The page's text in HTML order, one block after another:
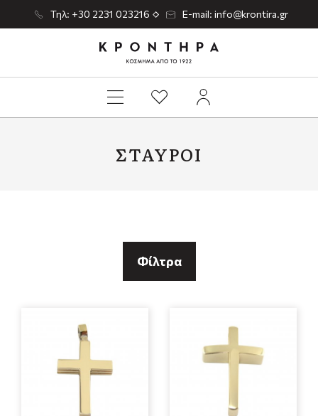
Τηλ: +30 2231 023216 E-mail: info@krontira.gr
ΣΤΑΥΡΟΊ
Φίλτρα